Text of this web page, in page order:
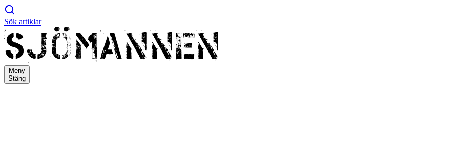
Sök artiklar
Meny
Stäng